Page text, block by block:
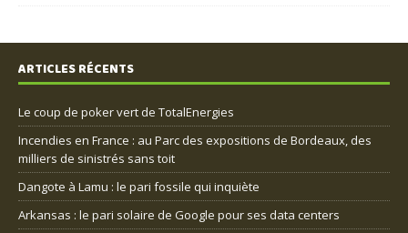
ARTICLES RÉCENTS
Le coup de poker vert de TotalEnergies
Incendies en France : au Parc des expositions de Bordeaux, des
milliers de sinistrés sans toit
Dangote à Lamu : le pari fossile qui inquiète
Arkansas : le pari solaire de Google pour ses data centers